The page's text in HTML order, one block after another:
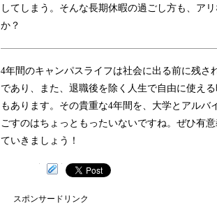
してしまう。そんな長期休暇の過ごし方も、ア
か？
4年間のキャンパスライフは社会に出る前に残さ
であり、また、退職後を除く人生で自由に使え
もあります。その貴重な4年間を、大学とアルバ
ごすのはちょっともったいないですね。ぜひ有
ていきましょう！
スポンサードリンク